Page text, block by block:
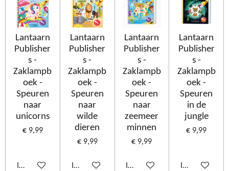
Lantaarn
Publisher
s -
Zaklampb
oek -
Speuren
naar
unicorns
€ 9,99
In winkelwagen
Lantaarn
Publisher
s -
Zaklampb
oek -
Speuren
naar
wilde
dieren
€ 9,99
In winkelwagen
Lantaarn
Publisher
s -
Zaklampb
oek -
Speuren
naar
zeemeer
minnen
€ 9,99
In winkelwagen
Lantaarn
Publisher
s -
Zaklampb
oek -
Speuren
in de
jungle
€ 9,99
In